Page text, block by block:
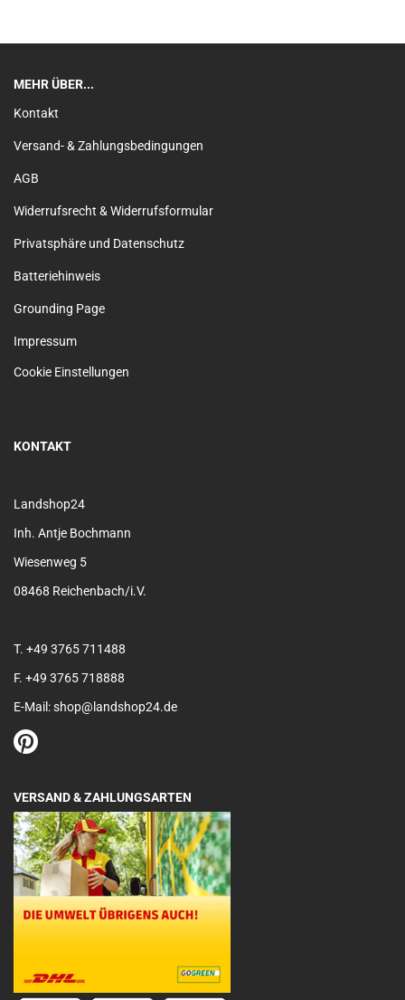
MEHR ÜBER...
Kontakt
Versand- & Zahlungsbedingungen
AGB
Widerrufsrecht & Widerrufsformular
Privatsphäre und Datenschutz
Batteriehinweis
Grounding Page
Impressum
Cookie Einstellungen
KONTAKT
Landshop24
Inh. Antje Bochmann
Wiesenweg 5
08468 Reichenbach/i.V.
T. +49 3765 711488
F. +49 3765 718888
E-Mail: shop@landshop24.de
VERSAND & ZAHLUNGSARTEN